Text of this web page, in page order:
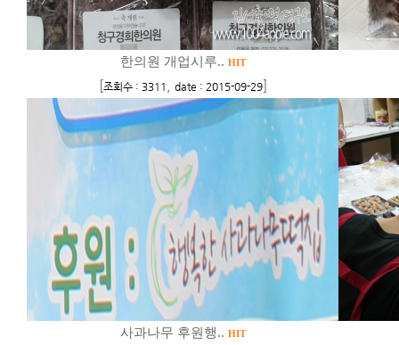
한의원 개업시루.. HIT
[조회수 : 3311 date : 2015-09-29]
사과나무 후원행.. HIT